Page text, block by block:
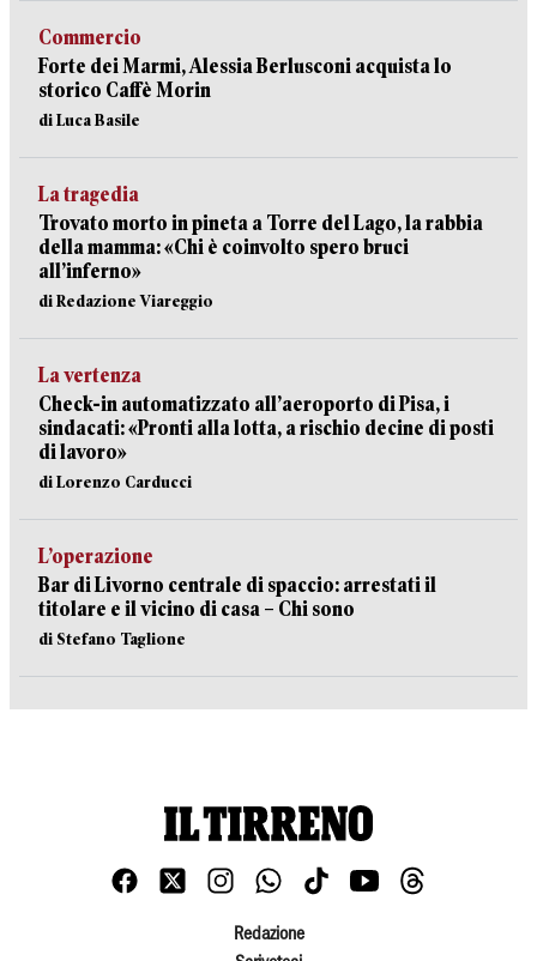
Commercio
Forte dei Marmi, Alessia Berlusconi acquista lo
storico Caffè Morin
di Luca Basile
La tragedia
Trovato morto in pineta a Torre del Lago, la rabbia
della mamma: «Chi è coinvolto spero bruci
all’inferno»
di Redazione Viareggio
La vertenza
Check-in automatizzato all’aeroporto di Pisa, i
sindacati: «Pronti alla lotta, a rischio decine di posti
di lavoro»
di Lorenzo Carducci
L’operazione
Bar di Livorno centrale di spaccio: arrestati il
titolare e il vicino di casa – Chi sono
di Stefano Taglione
Redazione